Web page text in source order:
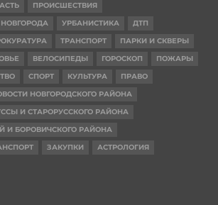
ПРОИСШЕСТВИЯ
УРБАНИСТИКА
ДТП
ТРАНСПОРТ
ПАРКИ И СКВЕРЫ
ВЕЛОСИПЕДЫ ГОРОСКОП
ПОЖАРЫ
СПОРТ КУЛЬТУРА
ПРАВО
НОВГОРОДСКОГО РАЙОНА
И СТАРОРУССКОГО РАЙОНА
И БОРОВИЧСКОГО РАЙОНА
ЗАКУПКИ
АСТРОЛОГИЯ